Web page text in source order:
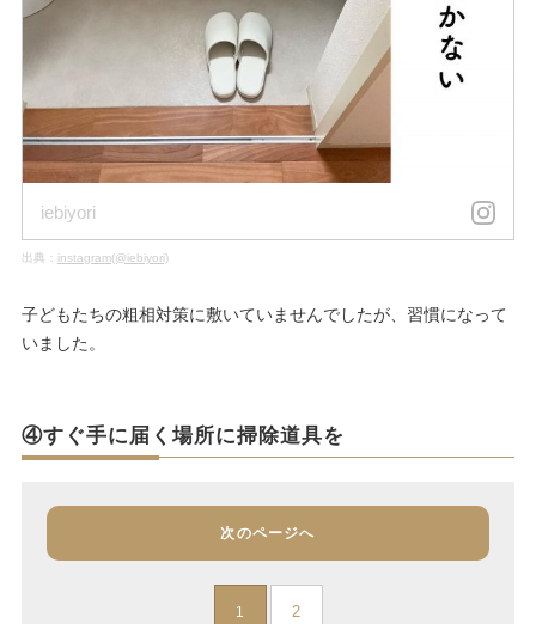
iebiyori
出典： instagram(@iebiyori)
子どもたちの粗相対策に敷いていませんでしたが、習慣になって
いました。
④すぐ手に届く場所に掃除道具を
次のページへ
1 2